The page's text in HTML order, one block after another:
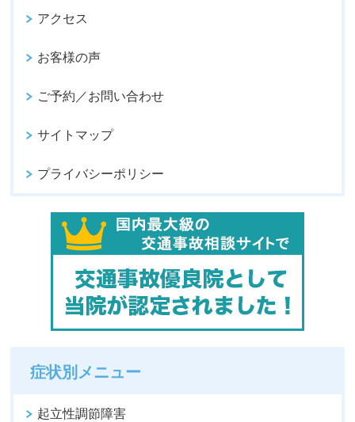
アクセス
お客様の声
ご予約／お問い合わせ
サイトマップ
プライバシーポリシー
症状別メニュー
起立性調節障害